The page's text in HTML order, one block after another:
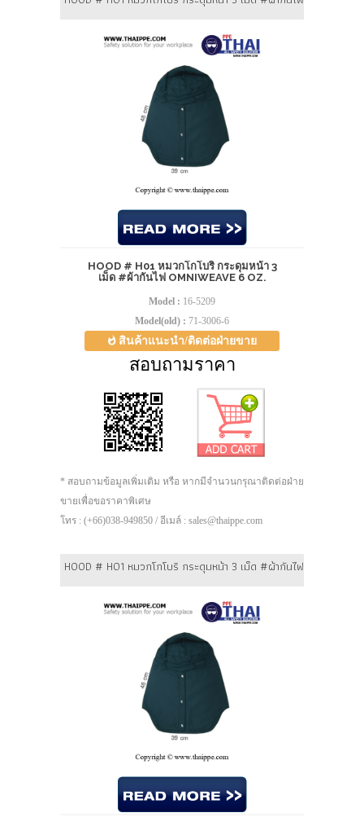
HOOD # H01 หมวกโกโบริ กระดุมหน้า 3
เม็ด #ผ้ากันไฟ OMNIWEAVE 6 OZ.
Model : 16-5209
Model(old) : 71-3006-6
สินค้าแนะนำ/ติดต่อฝ่ายขาย
สอบถามราคา
* สอบถามข้อมูลเพิ่มเติม หรือ หากมีจำนวนกรุณาติดต่อฝ่าย
ขายเพื่อขอราคาพิเศษ
โทร : (+66)038-949850 / อีเมล์ : sales@thaippe.com
HOOD # H01 หมวกโกโบริ กระดุมหน้า 3 เม็ด #ผ้ากันไฟ Genesis